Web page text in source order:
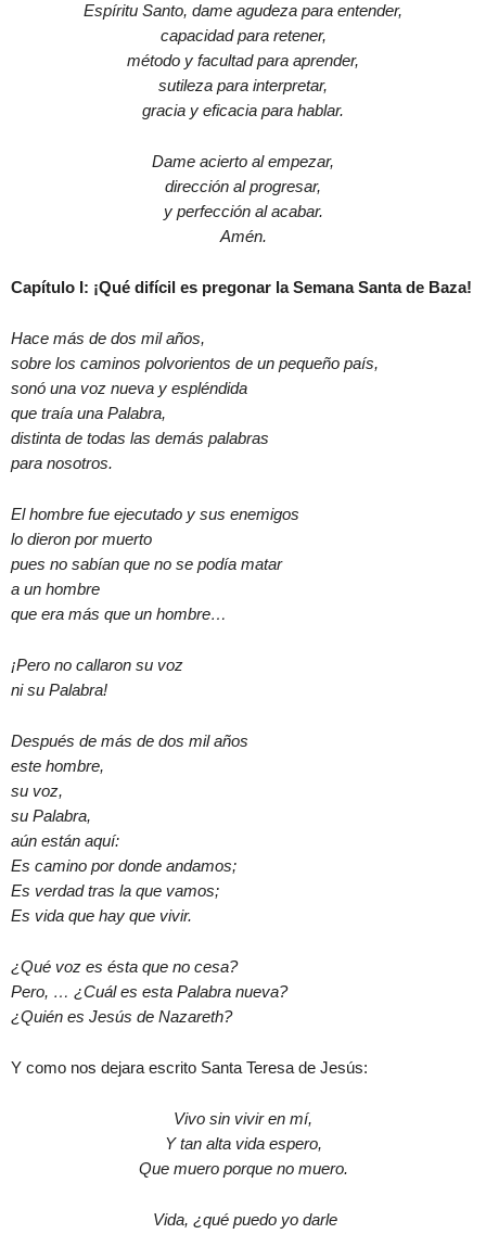
Espíritu Santo, dame agudeza para entender,
capacidad para retener,
método y facultad para aprender,
sutileza para interpretar,
gracia y eficacia para hablar.
Dame acierto al empezar,
dirección al progresar,
y perfección al acabar.
Amén.
Capítulo I: ¡Qué difícil es pregonar la Semana Santa de Baza!
Hace más de dos mil años,
sobre los caminos polvorientos de un pequeño país,
sonó una voz nueva y espléndida
que traía una Palabra,
distinta de todas las demás palabras
para nosotros.
El hombre fue ejecutado y sus enemigos
lo dieron por muerto
pues no sabían que no se podía matar
a un hombre
que era más que un hombre…
¡Pero no callaron su voz
ni su Palabra!
Después de más de dos mil años
este hombre,
su voz,
su Palabra,
aún están aquí:
Es camino por donde andamos;
Es verdad tras la que vamos;
Es vida que hay que vivir.
¿Qué voz es ésta que no cesa?
Pero, … ¿Cuál es esta Palabra nueva?
¿Quién es Jesús de Nazareth?
Y como nos dejara escrito Santa Teresa de Jesús:
Vivo sin vivir en mí,
Y tan alta vida espero,
Que muero porque no muero.
Vida, ¿qué puedo yo darle